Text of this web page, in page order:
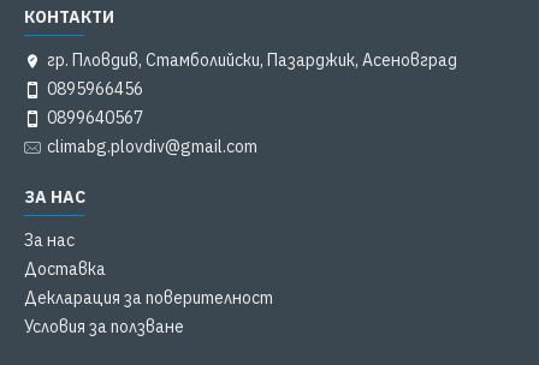
КОНТАКТИ
гр. Пловдив, Стамболийски, Пазарджик, Асеновград
0895966456
0899640567
climabg.plovdiv@gmail.com
ЗА НАС
За нас
Доставка
Декларация за поверителност
Условия за ползване